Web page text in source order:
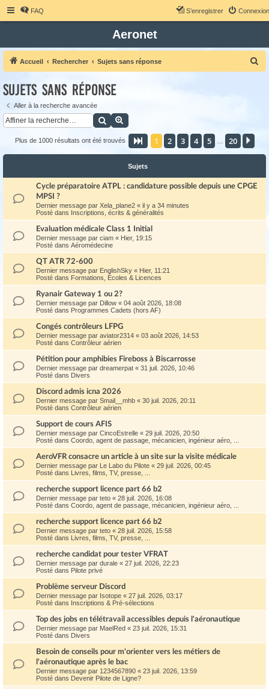
FAQ Connexion
S’enregistrer
Aeronet
Accueil Rechercher Sujets sans réponse
e
Sujets sans réponse
Aller à la recherche avancée
Rechercher
Plus de 1000 résultats ont été trouvés Page 1sur20
1 2 3 4 5 20
Sujets
Cycle préparatoire ATPL : candidature possible depuis une CPGE
MPSI ?
Dernier message par Xela_plane2 « il y a 34 minutes
Posté dans Inscriptions, écrits & généralités
Evaluation médicale Class 1 Initial
Dernier message par ciam « Hier, 19:15
Posté dans Aéromédecine
QT ATR 72-600
Dernier message par EnglishSky « Hier, 11:21
Posté dans Formations, Écoles & Licences
Ryanair Gateway 1 ou 2?
Dernier message par Dillow « 04 août 2026, 18:08
Posté dans Programmes Cadets (hors AF)
Congés contrôleurs LFPG
Dernier message par aviator2314 « 03 août 2026, 14:53
Posté dans Contrôleur aérien
Pétition pour amphibies Fireboss à Biscarrosse
Dernier message par dreamerpat « 31 juil. 2026, 10:46
Posté dans Divers
Discord admis icna 2026
Dernier message par Smail__mhb « 30 juil. 2026, 20:11
Posté dans Contrôleur aérien
Support de cours AFIS
Dernier message par CincoEstrelle « 29 juil. 2026, 20:50
Posté dans Coordo, agent de passage, mécanicien, ingénieur aéro, ...
AeroVFR consacre un article à un site sur la visite médicale
Dernier message par Le Labo du Pilote « 29 juil. 2026, 00:45
Posté dans Livres, films, TV, presse, ...
recherche support licence part 66 b2
Dernier message par teto « 28 juil. 2026, 16:08
Posté dans Coordo, agent de passage, mécanicien, ingénieur aéro, ...
recherche support licence part 66 b2
Dernier message par teto « 28 juil. 2026, 15:58
Posté dans Livres, films, TV, presse, ...
recherche candidat pour tester VFRAT
Dernier message par durale « 27 juil. 2026, 22:23
Posté dans Pilote privé
Problème serveur Discord
Dernier message par Isotope « 27 juil. 2026, 03:17
Posté dans Inscriptions & Pré-sélections
Top des jobs en télétravail accessibles depuis l'aéronautique
Dernier message par MaelRed « 23 juil. 2026, 15:31
Posté dans Divers
Besoin de conseils pour m'orienter vers les métiers de
l'aéronautique après le bac
Dernier message par 1234567890 « 23 juil. 2026, 13:59
Posté dans Devenir Pilote de Ligne?